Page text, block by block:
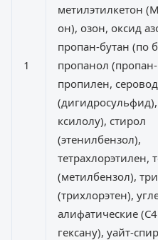
1
метилэтилкетон
он), озон, оксид
пропан-бутан (по
пропанол
пропилен,
ксилолу), стирол
(этенилбензол),
тетрахлорэтилен,
(метилбензол),
(трихлорэтен),
алифатические
гексану), уайт-